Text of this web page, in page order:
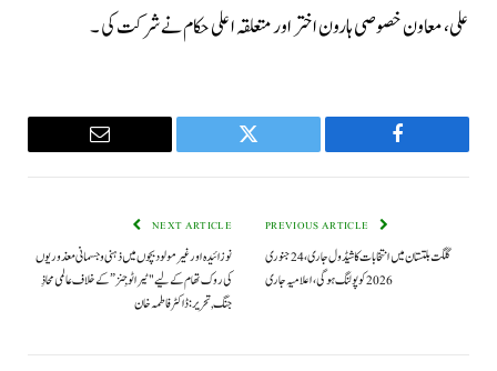
علی، معاون خصوصی ہارون اختر اور متعلقہ اعلی حکام نے شرکت کی ۔
Facebook
Twitter
Email
گلگت بلتستان میں انتخابات کا شیڈول جاری، 24 جنوری
2026 کو پولنگ ہوگی،اعلامیہ جاری
NEXT ARTICLE
نو زائیدہ اور غیر مولود بچوں میں ذہنی و جسمانی معذوریوں
کی روک تھام کے لیے "ٹیراٹو جِنز” کے خلاف عالمی محاذِ
جنگ, تحریر: ڈاکٹر فاطمہ خان